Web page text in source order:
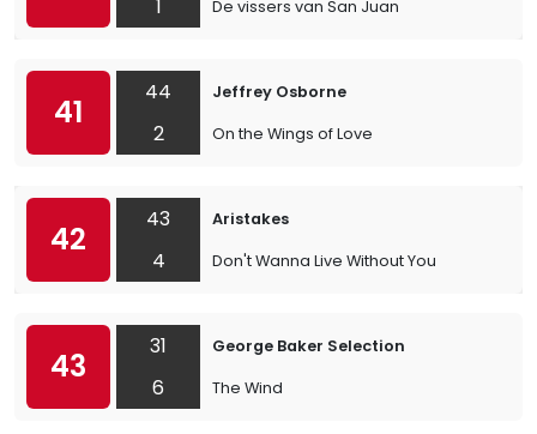
1
De vissers van San Juan
41
44
2
Jeffrey Osborne
On the Wings of Love
42
43
4
Aristakes
Don't Wanna Live Without You
43
31
6
George Baker Selection
The Wind